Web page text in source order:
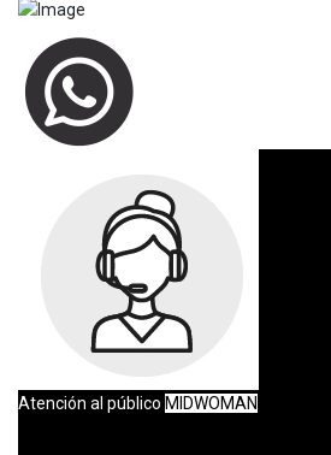
Atención al público MIDWOMAN